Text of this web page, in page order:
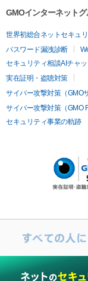
GMOインターネット
世界初総合ネットセキュ
パスワード漏洩診断
セキュリティ相談AIチャッ
実在証明・盗聴対策
サイバー攻撃対策（GMO
サイバー攻撃対策（GMO
セキュリティ事業の軌跡